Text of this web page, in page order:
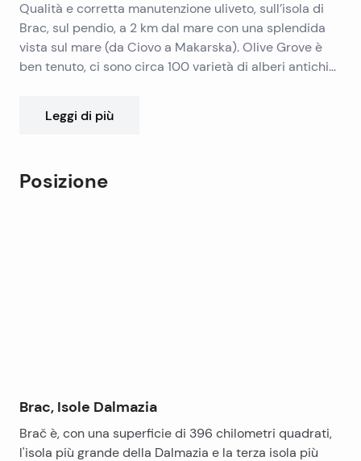
Qualità e corretta manutenzione uliveto, sull’isola di
Brac, sul pendio, a 2 km dal mare con una splendida
vista sul mare (da Ciovo a Makarska). Olive Grove è
ben tenuto, ci sono circa 100 varietà di alberi antichi
accedere in auto per gli oliveti (strada sterrata) e può
Leggi di più
Posizione
Brac, Isole Dalmazia
Brač è, con una superficie di 396 chilometri quadrati,
l'isola più grande della Dalmazia e la terza isola più